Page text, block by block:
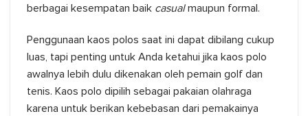
berbagai kesempatan baik casualmaupun formal.
Penggunaan kaos polos saat ini dapat dibilang cukup
luas, tapi penting untuk Anda ketahui jika kaos polo
awalnya lebih dulu dikenakan oleh pemain golf dan
tenis. Kaos polo dipilih sebagai pakaian olahraga
karena untuk berikan kebebasan dari pemakainya